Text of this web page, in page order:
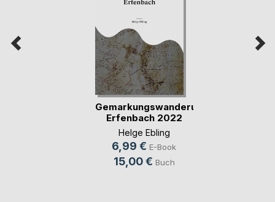
Gemarkungswanderung
Erfenbach 2022
Helge Ebling
6,99 € E-Book
15,00 € Buch